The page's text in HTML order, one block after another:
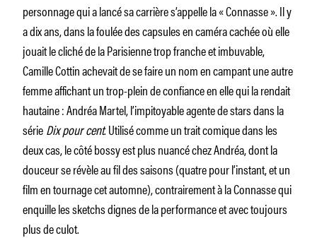
personnage qui a lancé sa carrière s’appelle la « Connasse ». Il y
a dix ans, dans la foulée des capsules en caméra cachée où elle
jouait le cliché de la Parisienne trop franche et imbuvable,
Camille Cottin achevait de se faire un nom en campant une autre
femme affichant un trop-plein de confiance en elle qui la rendait
hautaine : Andréa Martel, l’impitoyable agente de stars dans la
sérieDix pour cent. Utilisé comme un trait comique dans les
deux cas, le côté bossy est plus nuancé chez Andréa, dont la
douceur se révèle au fil des saisons (quatre pour l’instant, et un
film en tournage cet automne), contrairement à la Connasse qui
enquille les sketchs dignes de la performance et avec toujours
plus de culot.